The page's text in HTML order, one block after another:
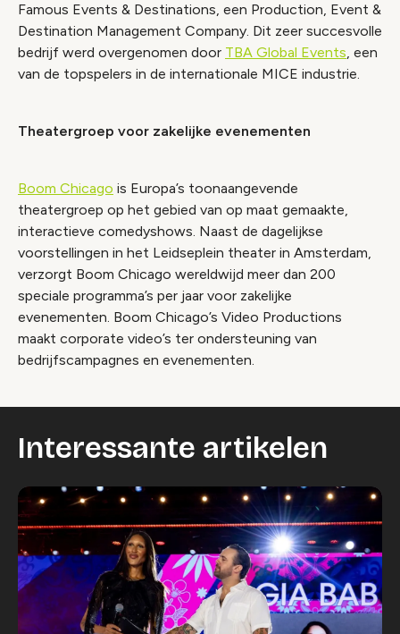
Famous Events & Destinations, een Production, Event &
Destination Management Company. Dit zeer succesvolle
bedrijf werd overgenomen door TBA Global Events, een
van de topspelers in de internationale MICE industrie.
Theatergroep voor zakelijke evenementen
Boom Chicago is Europa’s toonaangevende
theatergroep op het gebied van op maat gemaakte,
interactieve comedyshows. Naast de dagelijkse
voorstellingen in het Leidseplein theater in Amsterdam,
verzorgt Boom Chicago wereldwijd meer dan 200
speciale programma’s per jaar voor zakelijke
evenementen. Boom Chicago’s Video Productions
maakt corporate video’s ter ondersteuning van
bedrijfscampagnes en evenementen.
Interessante artikelen